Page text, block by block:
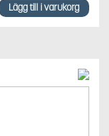
Lägg till i varukorg